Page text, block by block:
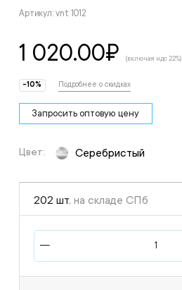
Артикул: vnt 1012
1 020.00₽ (включая ндс 22%)
-10% Подробнее о скидках
Запросить оптовую цену
Цвет: Серебристый
202 шт. на складе СПб